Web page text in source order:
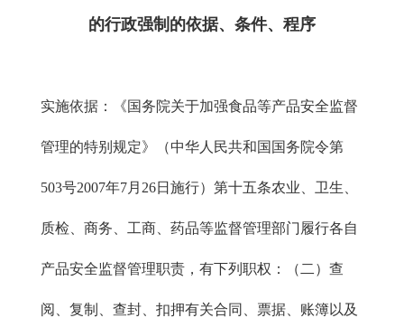
的行政强制的依据、条件、程序
实施依据：《国务院关于加强食品等产品安全监督
管理的特别规定》（中华人民共和国国务院令第
503号2007年7月26日施行）第十五条农业、卫生、
质检、商务、工商、药品等监督管理部门履行各自
产品安全监督管理职责，有下列职权：（二）查
阅、复制、查封、扣押有关合同、票据、账簿以及